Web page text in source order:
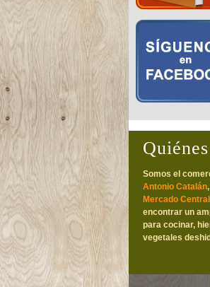
Somos el
Antonio Catalán
Mercado
encontrar un
para cocinar,
vegetales